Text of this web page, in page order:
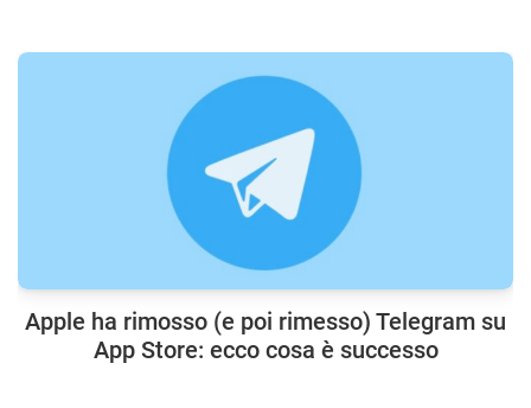
Apple ha rimosso (e poi rimesso) Telegram su
App Store: ecco cosa è successo